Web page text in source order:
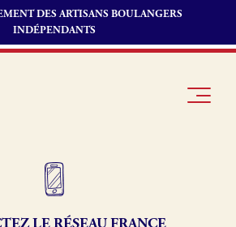
DES ARTISANS BOULANGERS
INDÉPENDANTS
Offres
Je suis